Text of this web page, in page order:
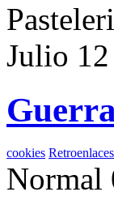
Julio 12
cookies
Normal